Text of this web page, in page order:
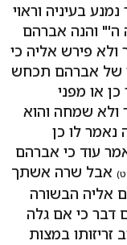
בעיניה וראוי
והנה אברהם
פירש אליה כי
של אברהם תכחש
או מפני
שמחה והוא
נאמר לו כן
עוד כי אברהם
אבל שרה אשתך
אליה הבשורה
דבר כי אם גלה
זריזותו במצות